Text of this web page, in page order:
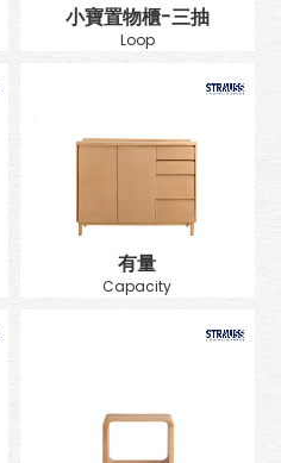
小寶置物櫃-三抽
Loop
有量
Capacity